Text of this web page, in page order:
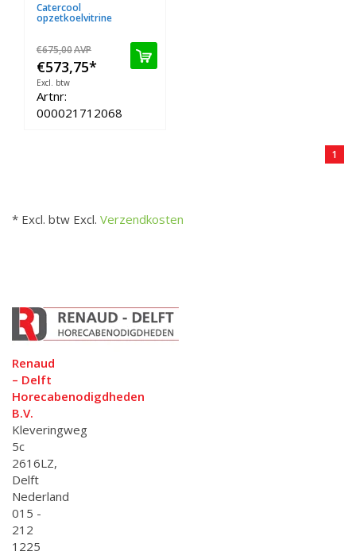
Catercool
opzetkoelvitrine
€675,00AVP
€573,75*
Excl. btw
Artnr:
000021712068
1
* Excl. btw Excl. Verzendkosten
Renaud
– Delft
Horecabenodigdheden
B.V.
Kleveringweg
5c
2616LZ,
Delft
Nederland
015 -
212
1225